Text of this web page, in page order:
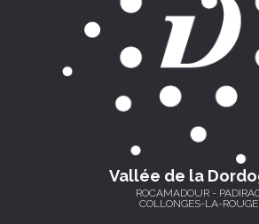
Vallée de la
ROCAMADOUR -
COLLONGES-LA-ROUGE